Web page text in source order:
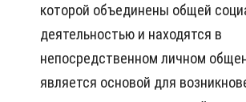
которой объединены общей
деятельностью и находятся в
непосредственном личном
является основой для